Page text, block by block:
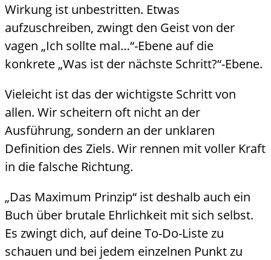
Wirkung ist unbestritten. Etwas
aufzuschreiben, zwingt den Geist von der
vagen „Ich sollte mal…“-Ebene auf die
konkrete „Was ist der nächste Schritt?“-Ebene.
Vieleicht ist das der wichtigste Schritt von
allen. Wir scheitern oft nicht an der
Ausführung, sondern an der unklaren
Definition des Ziels. Wir rennen mit voller Kraft
in die falsche Richtung.
„Das Maximum Prinzip“ ist deshalb auch ein
Buch über brutale Ehrlichkeit mit sich selbst.
Es zwingt dich, auf deine To-Do-Liste zu
schauen und bei jedem einzelnen Punkt zu